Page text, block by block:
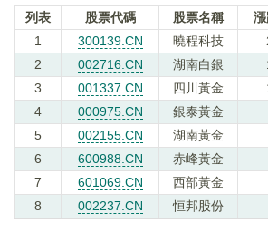
列表 股票代碼 股票名稱
1
300139.CN 曉程科技
2
002716.CN 湖南白銀
3
001337.CN 四川黃金
4
000975.CN 銀泰黃金
5
002155.CN 湖南黃金
6
600988.CN 赤峰黃金
7
601069.CN 西部黃金
8
002237.CN 恒邦股份